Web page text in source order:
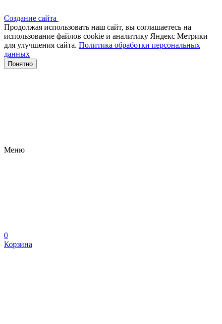
Создание сайта
Продолжая использовать наш сайт, вы соглашаетесь на
использование файлов сооkіе и аналитику Яндекс Метрики
для улучшения сайта. Политика обработки персональных
данных
Понятно
Меню
0
Корзина